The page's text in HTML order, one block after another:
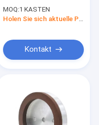
Schleifscheibe für
Bottero-
MOQ:1 KASTEN
Holen Sie sich aktuelle Preis
Kontakt